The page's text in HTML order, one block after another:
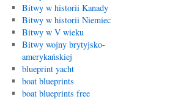
Bitwy w historii Kanady
Bitwy w historii Niemiec
Bitwy w V wieku
Bitwy wojny brytyjsko-
amerykańskiej
blueprint yacht
boat blueprints
boat blueprints free